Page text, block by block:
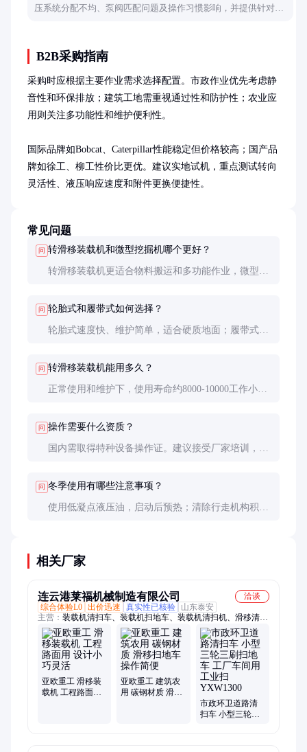
压系统分配不均、泵阀匹配问题及操作习惯影响，并提供针对性
B2B采购指南
采购时应根据主要作业需求选择配置。市政作业优先考虑静
音性和环保排放；建筑工地需重视通过性和防护性；农业应
用则关注多功能性和维护便利性。
国际品牌如Bobcat、Caterpillar性能稳定但价格较高；国产品
牌如徐工、柳工性价比更优。建议实地试机，重点测试转向
灵活性、液压响应速度和附件更换便捷性。
常见问题
问 转滑移装载机和微型挖掘机哪个更好？
转滑移装载机更适合物料搬运和多功能作业，微型挖
问 轮胎式和履带式如何选择？
轮胎式速度快、维护简单，适合硬质地面；履带式接
问 转滑移装载机能用多久？
正常使用和维护下，使用寿命约8000-10000工作小
问 操作需要什么资质？
国内需取得特种设备操作证。建议接受厂家培训，熟
问 冬季使用有哪些注意事项？
使用低凝点液压油，启动后预热；清除行走机构积
相关厂家
连云港莱福机械制造有限公司
洽谈
综合体验L0 出价迅速 真实性已核验
山东泰安
主营： 装载机清扫车、装载机扫地车、装载机清扫机、滑移清扫
车、滑移清扫机
亚欧重工 滑移装
载机 工程路面用
亚欧重工 建筑农
用 碳钢材质 滑移
市政环卫道路清
扫车 小型三轮三